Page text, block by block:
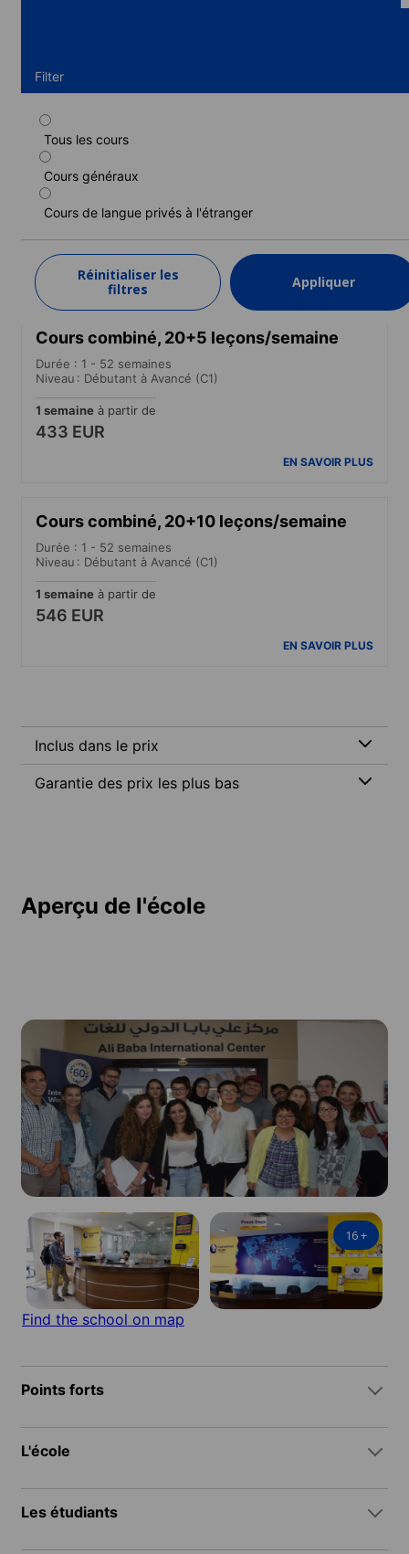
Filter
Tous les cours
Cours généraux
Cours de langue privés à l'étranger
Réinitialiser les
filtres
Appliquer
Cours standard
Durée : 1 - 52 semaines
Niveau : Débutant à Avancé (C1)
EN SAVOIR PLUS
Cours combiné, 20+5 leçons/semaine
Durée : 1 - 52 semaines
Niveau : Débutant à Avancé (C1)
1 semaine à partir de
433 EUR
EN SAVOIR PLUS
Cours combiné, 20+10 leçons/semaine
Durée : 1 - 52 semaines
Niveau : Débutant à Avancé (C1)
1 semaine à partir de
546 EUR
EN SAVOIR PLUS
Inclus dans le prix
Garantie des prix les plus bas
Aperçu de l'école
16+
Find the school on map
Points forts
L'école
Les étudiants